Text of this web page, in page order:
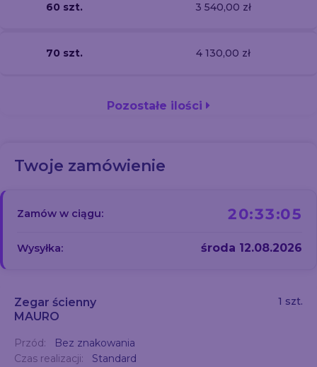
60 szt. 3 540,00 zł
70 szt. 4 130,00 zł
Pozostałe ilości
Twoje zamówienie
Zamów w ciągu: 20:33:05
Wysyłka: środa 12.08.2026
Zegar ścienny
MAURO
1 szt.
Przód:
Bez znakowania
Czas realizacji:
Standard